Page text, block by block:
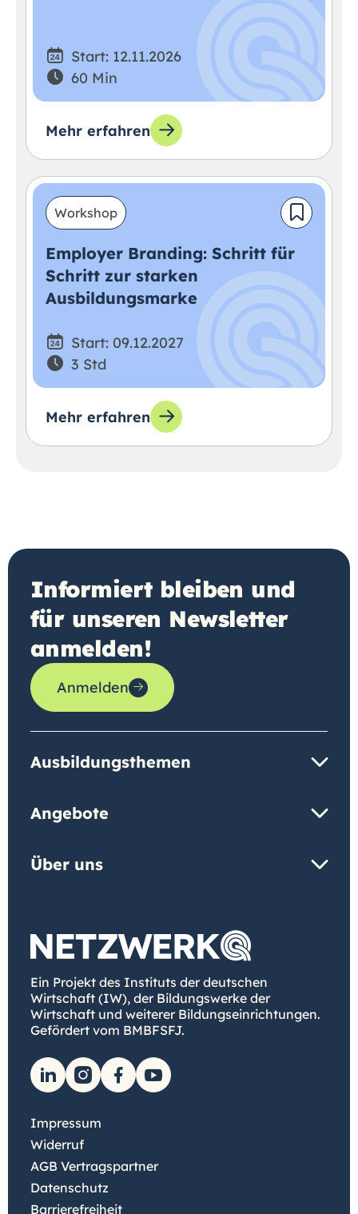
Start: 12.11.2026
60 Min
Mehr erfahren
Workshop
Employer Branding: Schritt für
Schritt zur starken
Ausbildungsmarke
Start: 09.12.2027
3 Std
Mehr erfahren
Informiert bleiben und
für unseren Newsletter
anmelden!
Anmelden
Ausbildungsthemen
Angebote
Über uns
Ein Projekt des Instituts der deutschen
Wirtschaft (IW), der Bildungswerke der
Wirtschaft und weiterer Bildungseinrichtungen.
Gefördert vom BMBFSFJ.
Impressum
Widerruf
AGB Vertragspartner
Datenschutz
Barrierefreiheit